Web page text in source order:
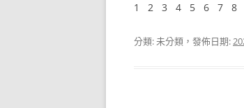
1 2 3 4 5 6 7 8
分類: 未分類，發佈日期: